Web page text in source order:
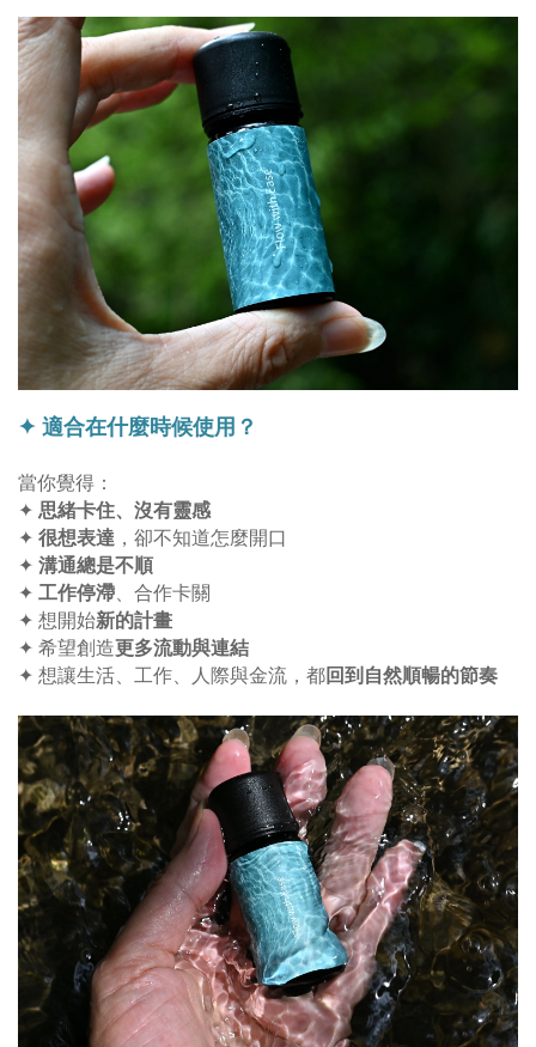
✦ 適合在什麼時候使用？
當你覺得：
✦ 思緒卡住、沒有靈感
✦ 很想表達 ，卻不知道怎麼開口
✦ 溝通總是不順
✦ 工作停滯 、合作卡關
✦ 想開始新的計畫
✦ 希望創造更多流動與連結
✦ 想讓生活、工作、人際與金流，都回到自然順暢的節奏